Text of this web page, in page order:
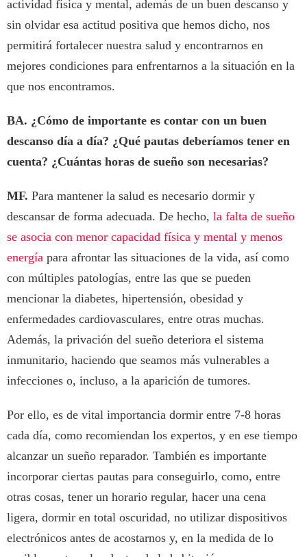
actividad física y mental, además de un buen descanso y
sin olvidar esa actitud positiva que hemos dicho, nos
permitirá fortalecer nuestra salud y encontrarnos en
mejores condiciones para enfrentarnos a la situación en la
que nos encontramos.
BA. ¿Cómo de importante es contar con un buen
descanso día a día? ¿Qué pautas deberíamos tener en
cuenta? ¿Cuántas horas de sueño son necesarias?
MF. Para mantener la salud es necesario dormir y
descansar de forma adecuada. De hecho, la falta de sueño
se asocia con menor capacidad física y mental y menos
energía para afrontar las situaciones de la vida, así como
con múltiples patologías, entre las que se pueden
mencionar la diabetes, hipertensión, obesidad y
enfermedades cardiovasculares, entre otras muchas.
Además, la privación del sueño deteriora el sistema
inmunitario, haciendo que seamos más vulnerables a
infecciones o, incluso, a la aparición de tumores.
Por ello, es de vital importancia dormir entre 7-8 horas
cada día, como recomiendan los expertos, y en ese tiempo
alcanzar un sueño reparador. También es importante
incorporar ciertas pautas para conseguirlo, como, entre
otras cosas, tener un horario regular, hacer una cena
ligera, dormir en total oscuridad, no utilizar dispositivos
electrónicos antes de acostarnos y, en la medida de lo